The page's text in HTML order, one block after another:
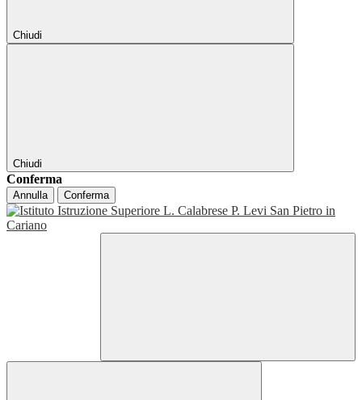
Chiudi
Chiudi
Conferma
Annulla Conferma